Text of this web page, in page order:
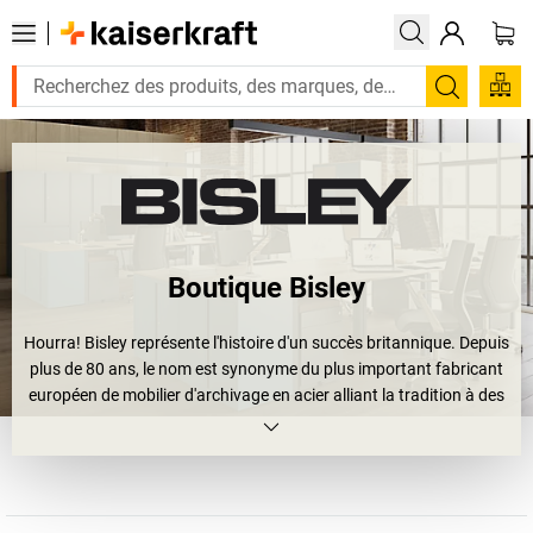
Boutique Bisley
Hourra! Bisley représente l'histoire d'un succès britannique. Depuis
plus de 80 ans, le nom est synonyme du plus important fabricant
européen de mobilier d'archivage en acier alliant la tradition à des
concepts progressistes. Les produits Bisley allient innovations